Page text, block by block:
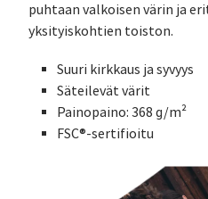
puhtaan valkoisen värin ja
yksityiskohtien toiston.
Suuri kirkkaus ja syvyys
Säteilevät värit
Painopaino: 368 g/m²
FSC®-sertifioitu